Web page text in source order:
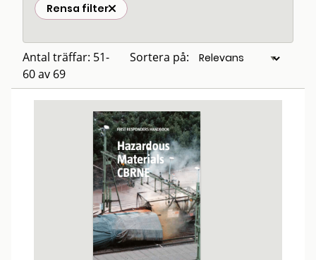
Rensa filter
Antal träffar: 51-
60 av 69
Sortera på: